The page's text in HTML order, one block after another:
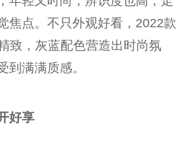
焦点。不只外观好看，2022款
致，灰蓝配色营造出时尚氛
到满满质感。
好享